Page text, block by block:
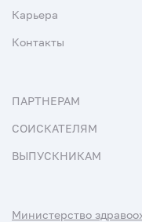
Карьера
Контакты
ПАРТНЕРАМ
СОИСКАТЕЛЯМ
ВЫПУСКНИКАМ
Министерство